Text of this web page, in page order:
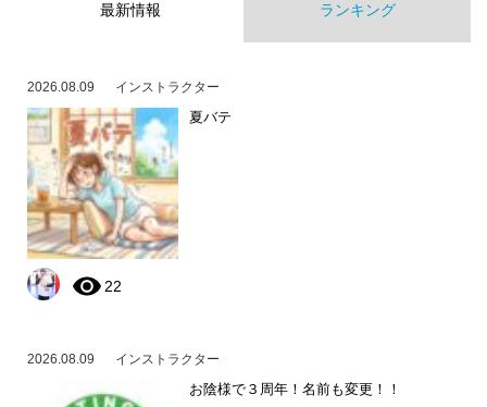
最新情報 ランキング
2026.08.09 インストラクター
夏バテ
22
2026.08.09 インストラクター
お陰様で３周年！名前も変更！！